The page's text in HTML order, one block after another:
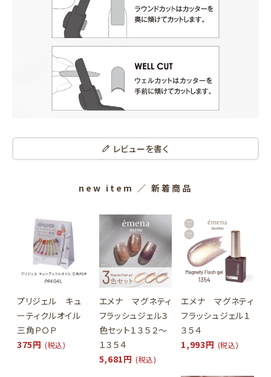
レビューを書く
new item ／ 新着商品
プリジェル キュ
ーティクルオイル
三角ＰＯＰ
375円 (税込)
エメナ マグネティ
フラッシュジェル３
色セット１３５２～
１３５４
5,681円 (税込)
エメナ マグネティ
フラッシュジェル１
３５４
1,993円 (税込)